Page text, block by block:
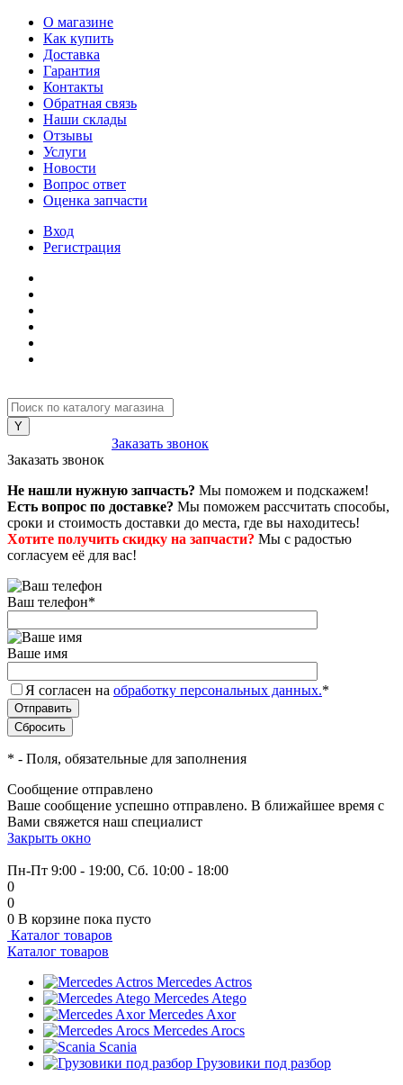
О магазине
Как купить
Доставка
Гарантия
Контакты
Обратная связь
Наши склады
Отзывы
Услуги
Новости
Вопрос ответ
Оценка запчасти
Вход
Регистрация
Заказать звонок
Заказать звонок
Не нашли нужную запчасть? Мы поможем и подскажем!
Есть вопрос по доставке? Мы поможем рассчитать способы,
сроки и стоимость доставки до места, где вы находитесь!
Хотите получить скидку на запчасти? Мы с радостью
согласуем её для вас!
Ваш телефон*
Ваше имя
Я согласен на обработку персональных данных.*
* - Поля, обязательные для заполнения
Сообщение отправлено
Ваше сообщение успешно отправлено. В ближайшее время с
Вами свяжется наш специалист
Закрыть окно
Пн-Пт 9:00 - 19:00, Сб. 10:00 - 18:00
0
0
0 В корзине пока пусто
Каталог товаров
Каталог товаров
Mercedes Actros
Mercedes Atego
Mercedes Axor
Mercedes Arocs
Scania
Грузовики под разбор